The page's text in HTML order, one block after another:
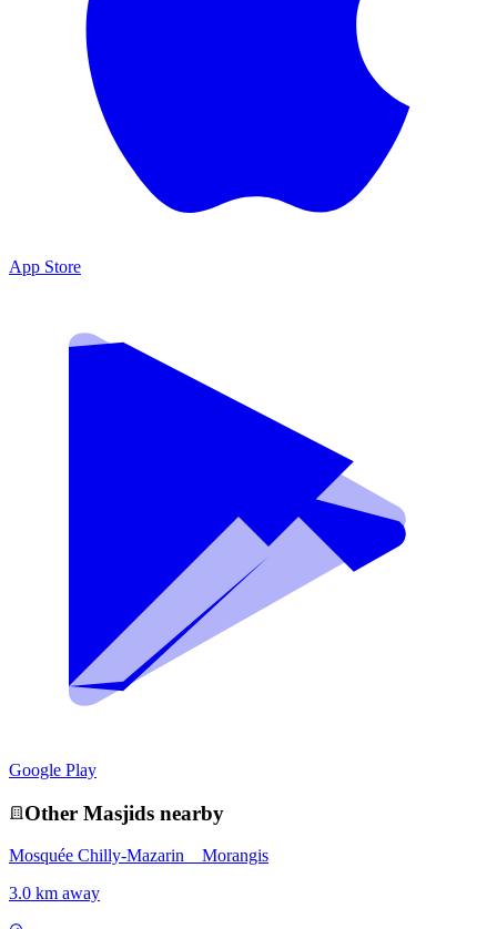
App Store
Google Play
Other Masjids nearby
Mosquée Chilly-Mazarin _ Morangis
3.0 km away